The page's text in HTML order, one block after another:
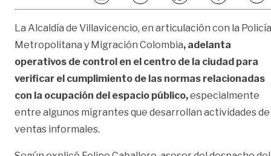
La Alcaldía de Villavicencio, en articulación con la Policía
Metropolitana y Migración Colombia, adelanta
operativos de control en el centro de la ciudad para
verificar el cumplimiento de las normas relacionadas
con la ocupación del espacio público,especialmente
entre algunos migrantes que desarrollan actividades de
ventas informales.